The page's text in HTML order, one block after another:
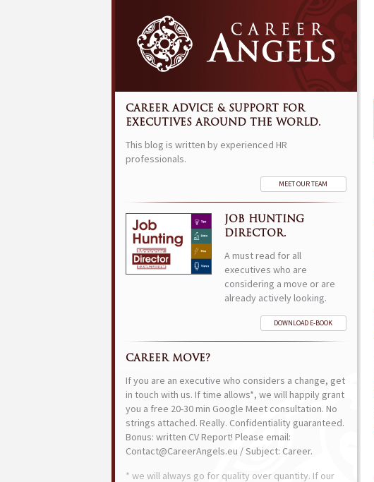
CAREER ADVICE & SUPPORT FOR
EXECUTIVES AROUND THE WORLD.
This blog is written by experienced HR
professionals.
MEET OUR TEAM
JOB HUNTING
DIRECTOR.
A must read for all
executives who are
considering a move or are
already actively looking.
DOWNLOAD E-BOOK
CAREER MOVE?
If you are an executive who considers a change, get
in touch with us. If time allows*, we will happily grant
you a free 20-30 min Google Meet consultation. No
strings attached. Really. Confidentiality guaranteed.
Bonus: written CV Report! Please email:
Contact@CareerAngels.eu / Subject: Career.
* we will always go for quality over quantity. If our